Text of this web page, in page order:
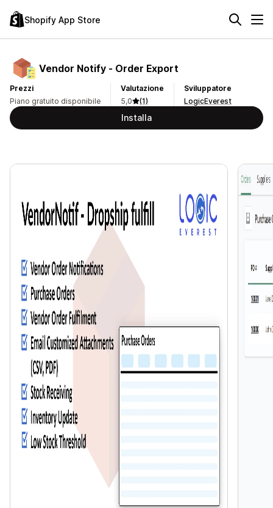
Shopify App Store
Vendor Notify ‑ Order Export
Prezzi
Piano gratuito disponibile
Valutazione
5,0
(1)
Sviluppatore
LogicEverest
Installa